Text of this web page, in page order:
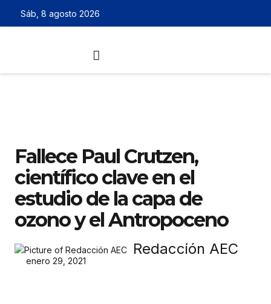
Sáb, 8 agosto 2026
Fallece Paul Crutzen,
científico clave en el
estudio de la capa de
ozono y el Antropoceno
Redacción AEC
enero 29, 2021